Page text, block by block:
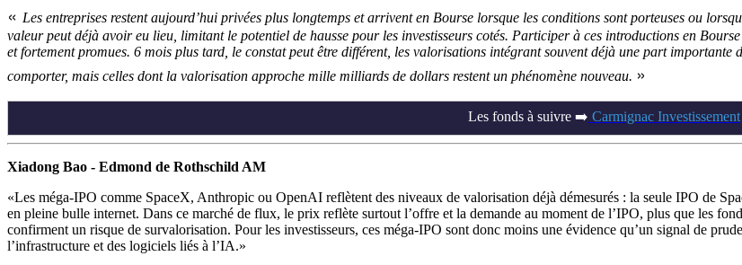
« Les entreprises restent aujourd’hui privées plus longtemps et arrivent en Bourse lorsque les conditions sont porteuses ou
valeur peut déjà avoir eu lieu, limitant le potentiel de hausse pour les investisseurs cotés. Participer à ces introductions en
et fortement promues. 6 mois plus tard, le constat peut être différent, les valorisations intégrant souvent déjà une part importante
comporter, mais celles dont la valorisation approche mille milliards de dollars restent un phénomène nouveau. »
Les fonds à suivre ➡️ Carmignac Investissement
Xiadong Bao - Edmond de Rothschild AM
Les méga-IPO comme SpaceX, Anthropic ou OpenAI reflètent des niveaux de valorisation déjà démesurés : la seule IPO de
en pleine bulle internet. Dans ce marché de flux, le prix reflète surtout l’offre et la demande au moment de l’IPO, plus que les
confirment un risque de survalorisation. Pour les investisseurs, ces méga-IPO sont donc moins une évidence qu’un signal de
l’infrastructure et des logiciels liés à l’IA.